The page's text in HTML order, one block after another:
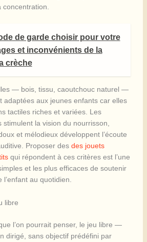
concentration.
de garde choisir pour votre
et inconvénients de la
crèche
— bois, tissu, caoutchouc naturel —
adaptées aux jeunes enfants car elles
tactiles riches et variées. Les
stimulent la vision du nourrisson,
et mélodieux développent l’écoute
Proposer des des jouets
qui répondent à ces critères est l’une
et les plus efficaces de soutenir
au quotidien.
libre
l’on pourrait penser, le jeu libre —
dirigé, sans objectif prédéfini par